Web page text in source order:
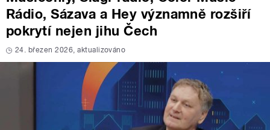
Rádio, Sázava a Hey významně rozšiří
pokrytí nejen jihu Čech
24. březen 2026, aktualizováno